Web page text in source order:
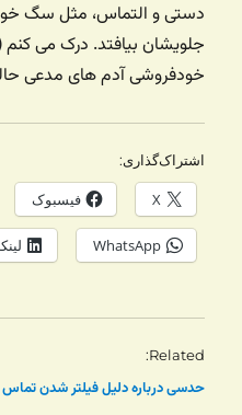
دستی و التماس، مثل سگ
جلویشان بیافتد. درک می
خودفروشی آدم های مدعی
اشتراک‌گذاری:
X فیسبوک
WhatsApp
Related
حدسی درباره دلیل فیلتر شدن تماس